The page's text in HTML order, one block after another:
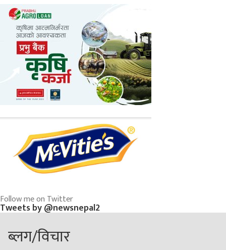
Follow me on Twitter
Tweets by @newsnepal2
ब्लग/विचार